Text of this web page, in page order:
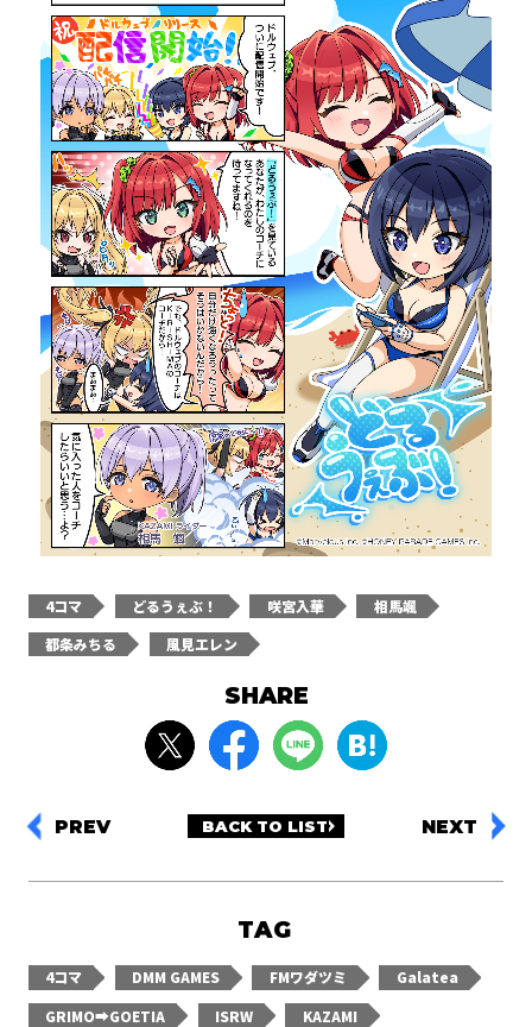
4コマ どるうぇぶ！ 咲宮入華
相馬颯
都条みちる
風見エレン
SHARE
PREV BACK TO LIST NEXT
TAG
4コマ DMM GAMES FMワダツミ
Galatea
GRIMO➡GOETIA
ISRW
KAZAMI